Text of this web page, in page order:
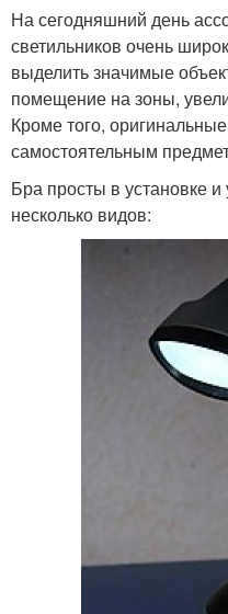
На сегодняшний день
светильников очень
выделить значимые
помещение на зоны,
Кроме того,
самостоятельным
Бра просты в установке
несколько видов: